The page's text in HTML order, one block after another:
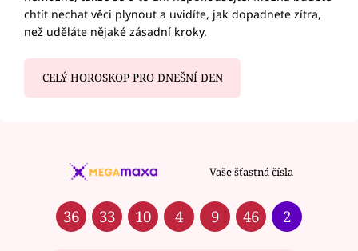
chtít nechat věci plynout a uvidíte, jak dopadnete zítra,
než uděláte nějaké zásadní kroky.
CELÝ HOROSKOP PRO DNEŠNÍ DEN
Vaše šťastná čísla
36 33 10 4 9 46 2